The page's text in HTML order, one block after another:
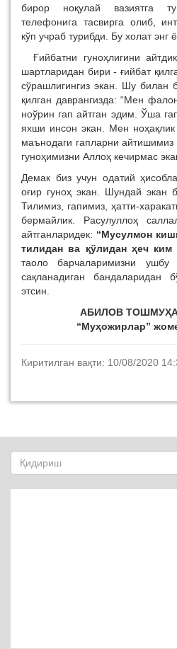
бирор ноқулай вазиятга
телефонига тасвирга олиб,
кўп учраб турибди. Бу холат энг
Ғийбатни гуноҳлигини
шартларидан бири - ғийбат
сўрашлигингиз экан. Шу билан
қилган даврангизда: “Мен
ноўрин гап айтган эдим. Ўша
яхши инсон экан. Мен ноҳақлик
маънодаги гапларни
гуноҳимизни Аллоҳ кечирмас
Демак биз учун одатий
оғир гуноҳ экан. Шундай экан
Тилимиз, гапимиз, ҳатти-
бермайлик. Расулуллоҳ
айтганларидек: “Мусулмон
тилидан ва қўлидан ҳеч ким
таоло барчаларимизни
сақланадиган бандаларидан
этсин.
АБИЛОВ
“Муҳожирлар”
Киритилган вақти: 10/08/2020